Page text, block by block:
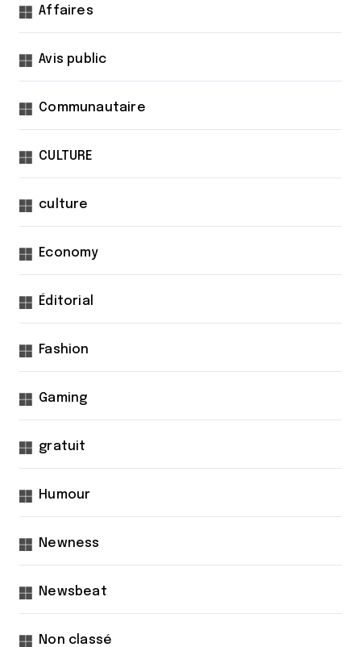
Affaires
Avis public
Communautaire
CULTURE
culture
Economy
Éditorial
Fashion
Gaming
gratuit
Humour
Newness
Newsbeat
Non classé